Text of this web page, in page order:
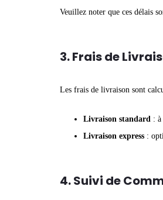
Veuillez noter que ces délais
3. Frais de
Les frais de livraison sont
Livraison standard :
Livraison express :
4. Suivi de